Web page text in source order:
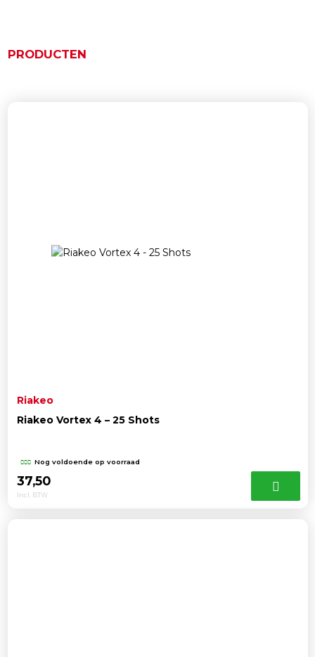
PRODUCTEN
Riakeo
Riakeo Vortex 4 – 25 Shots
Nog voldoende op voorraad
37,50
Incl. BTW